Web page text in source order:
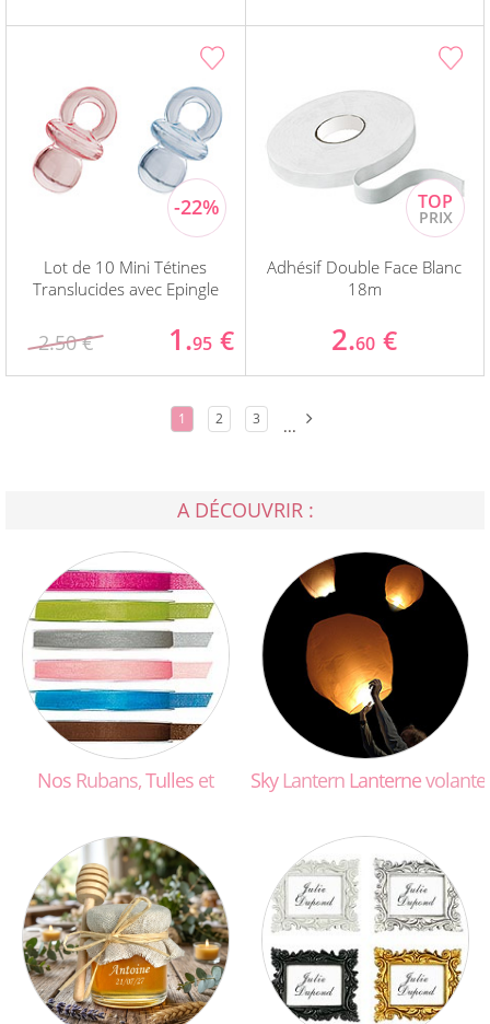
Lot de 10 Mini Tétines
Translucides avec Epingle
2.50 € 1.95 €
Adhésif Double Face Blanc
18m
2.60 €
1 2 3 ...
A DÉCOUVRIR :
Nos Rubans,Tulles et SkyLantern Lanternevolante